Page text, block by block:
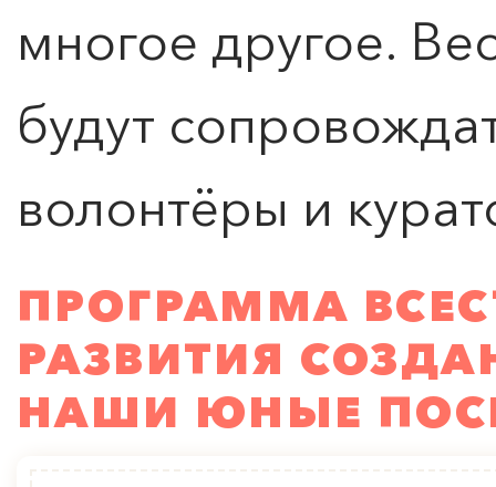
многое другое.
будут
волонтёры и
ПРОГРАММА
РАЗВИТИЯ
НАШИ ЮНЫЕ